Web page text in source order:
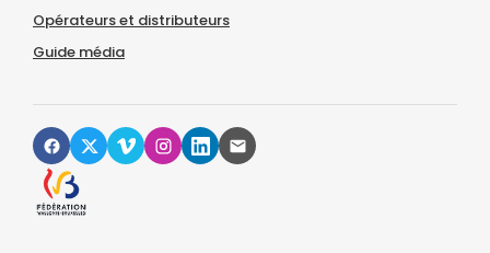
Opérateurs et distributeurs
Guide média